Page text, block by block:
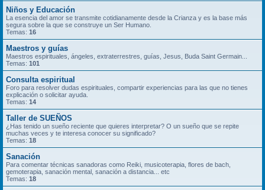
Niños y Educación
La esencia del amor se transmite cotidianamente desde la Crianza y es la base más
segura sobre la que se construye un Ser Humano.
Temas: 16
Maestros y guías
Maestros espirituales, ángeles, extraterrestres, guías, Jesus, Buda Saint Germain...
Temas: 101
Consulta espiritual
Foro para resolver dudas espirituales, compartir experiencias para las que no tienes
explicación o solicitar ayuda.
Temas: 14
Taller de SUEÑOS
¿Has tenido un sueño reciente que quieres interpretar? O un sueño que se repite
muchas veces y te interesa conocer su significado?
Temas: 18
Sanación
Para comentar técnicas sanadoras como Reiki, musicoterapia, flores de bach,
gemoterapia, sanación mental, sanación a distancia... etc
Temas: 18